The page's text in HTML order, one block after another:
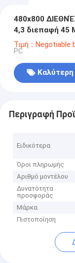
480x800
4,3 διεπαφή 45
καρφίτσες με
Τιμή：
PC
Καλύτερη
Περιγραφή
Ειδικότερα
Όροι πληρωμής
Αριθμό μοντέλου
Δυνατότητα
προσφοράς
Μάρκα
Πιστοποίηση